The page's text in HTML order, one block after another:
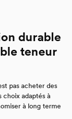
durable
teneur
pas acheter des
choix adaptés à
à long terme